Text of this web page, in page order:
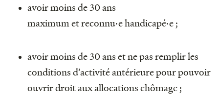
avoir moins de 30 ans
maximum et reconnu·e handicapé·e ;
avoir moins de 30 ans et ne pas remplir les
conditions d’activité antérieure pour pouvoir
ouvrir droit aux allocations chômage ;